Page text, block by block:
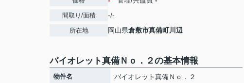
間取り/面積 -/-
所在地 岡山県倉敷市真備町川辺
バイオレット真備Ｎｏ．２の基本情報
物件名 バイオレット真備Ｎｏ．２